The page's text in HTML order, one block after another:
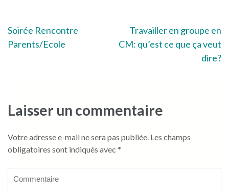
Navigation
de
Soirée Rencontre
Parents/Ecole
Travailler en groupe en
CM: qu’est ce que ça veut
dire?
Laisser un commentaire
Votre adresse e-mail ne sera pas publiée. Les champs
obligatoires sont indiqués avec *